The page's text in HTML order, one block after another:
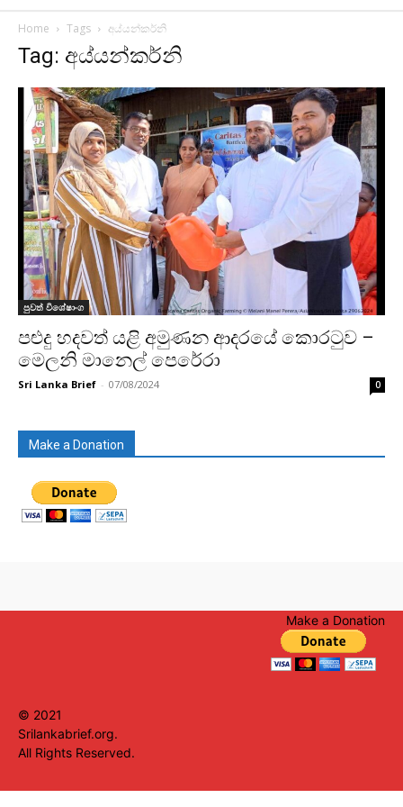
Home Tags අය්යන්කර්නි
Tag: අය්යන්කර්නි
පුවත් විශේෂාංග
පළුදු හදවත් යළි අමුණන ආදරයේ කොරටුව –
මෙලනි මානෙල් පෙරේරා
Sri Lanka Brief - 07/08/2024 0
Make a Donation
Make a Donation
© 2021
Srilankabrief.org.
All Rights Reserved.